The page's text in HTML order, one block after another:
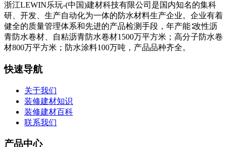
浙江LEWIN乐玩-(中国)建材科技有限公司是国内知名的集科
研、开发、生产自动化为一体的防水材料生产企业。企业有着
健全的质量管理体系和先进的产品检测手段，年产能∶改性沥
青防水卷材、自粘沥青防水卷材1500万平方米；高分子防水卷
材800万平方米；防水涂料100万吨，产品品种齐全。
快速导航
关于我们
装修建材知识
装修建材百科
联系我们
产品中心